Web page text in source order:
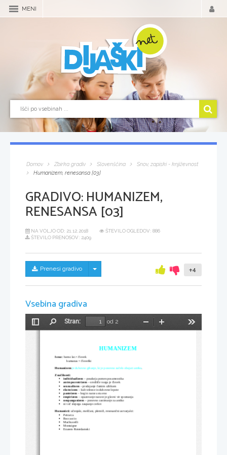
MENI
Domov Zbirka gradiv Slovenščina
Snov, zapiski - književnost
Humanizem, renesansa [03]
GRADIVO:HUMANIZEM,
RENESANSA [03]
NA VOLJO OD: 21.12.2018
ŠTEVILO OGLEDOV: 886
ŠTEVILO PRENOSOV: 2409
Prenesi gradivo Skrij/prikaži meni +4
Vsebina gradiva
Preklopi
Stran:
od 2
Pomanjšaj
HUMANIZEM
Izraz: homo lat.= človek
   humanus = človeški
Humanizem je duhovno gibanje, ki je ponovno začelo obujati antiko
Značilnosti:

individualizem – poudarja pomen posameznika

antropocentrizem – središče vsega je človek

senzualizem – predajanje čutnim užitkom

ekstecizem – kult telesne in duhovne lepote

panteizem – bog in narava sta eno

empirizem – opazovanje narave je glavni vir spoznanja

neopanganizem – ponovno zanimanje za antiko

ni več slepega zaupanje cerkvi
Humanisti: učenjaki, meščani, plemiči, renesančni ustvarjalci:

Petrarca

Boccaccio

Machiavelli

Montaigne

Erazem Roterdamski